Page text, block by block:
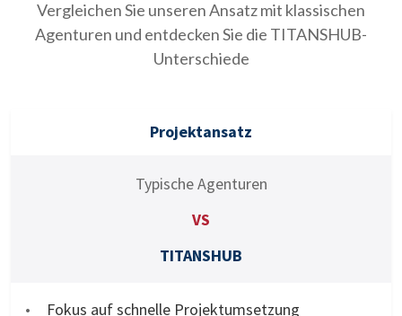
Vergleichen Sie unseren Ansatz mit klassischen
Agenturen und entdecken Sie die TITANSHUB-
Unterschiede
Projektansatz
Typische Agenturen
VS
TITANSHUB
Fokus auf schnelle Projektumsetzung